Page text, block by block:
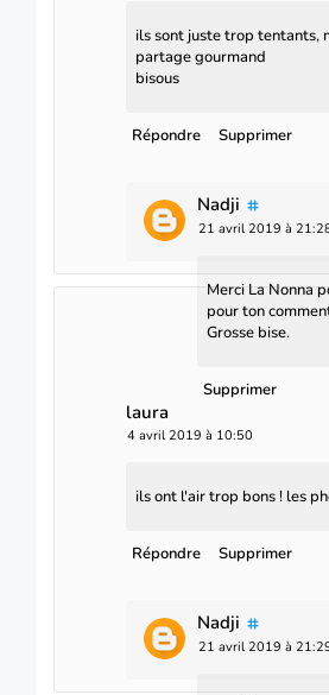
ils sont juste trop tentants,
partage gourmand
bisous
Répondre Supprimer
Nadji
21 avril 2019 à
Merci La Nonna
pour ton
Grosse bise.
Supprimer
laura
4 avril 2019 à 10:50
ils ont l'air trop bons ! les
Répondre Supprimer
Nadji
21 avril 2019 à